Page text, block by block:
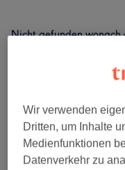
Nicht gefunden wonach
Damen - Coloration,
Föhnen (4)
Wir verwenden
Dritten, um Inhalte
Medienfunktionen
Datenverkehr zu